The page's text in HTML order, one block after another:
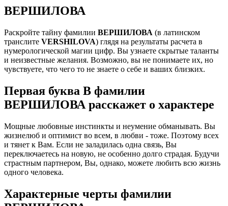
ВЕРШИЛОВА
Раскройте тайну фамилии ВЕРШИЛОВА (в латинском
транслите VERSHILOVA) глядя на результаты расчета в
нумерологической магии цифр. Вы узнаете скрытые таланты
и неизвестные желания. Возможно, вы не понимаете их, но
чувствуете, что чего то не знаете о себе и ваших близких.
Первая буква В фамилии
ВЕРШИЛОВА расскажет о характере
Мощные любовные инстинкты и неумение обманывать. Вы
жизнелюб и оптимист во всем, в любви - тоже. Поэтому всех
и тянет к Вам. Если не заладилась одна связь, Вы
переключаетесь на новую, не особенно долго страдая. Будучи
страстным партнером, Вы, однако, можете любить всю жизнь
одного человека.
Характерные черты фамилии